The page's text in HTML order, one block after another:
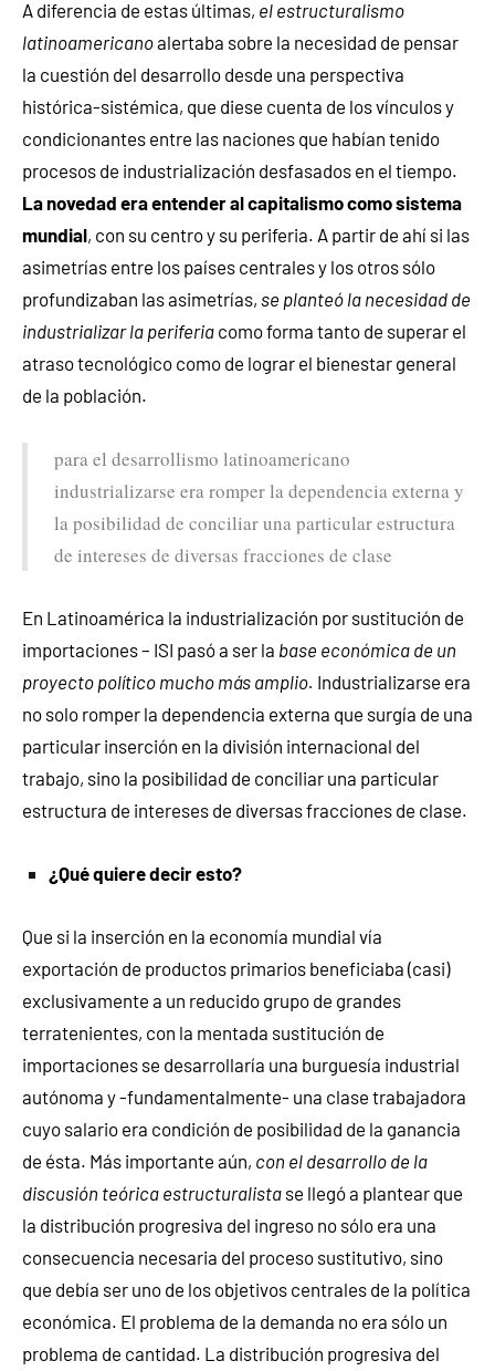
A diferencia de estas últimas, el estructuralismo
latinoamericanoalertaba sobre la necesidad de pensar
la cuestión del desarrollo desde una perspectiva
histórica-sistémica, que diese cuenta de los vínculos y
condicionantes entre las naciones que habían tenido
procesos de industrialización desfasados en el tiempo.
La novedad era entender al capitalismo como sistema
mundial, con su centro y su periferia. A partir de ahí si las
asimetrías entre los países centrales y los otros sólo
profundizaban las asimetrías, se planteó la necesidad de
industrializar la periferia como forma tanto de superar el
atraso tecnológico como de lograr el bienestar general
de la población.
para el desarrollismo latinoamericano
industrializarse era romper la dependencia externa y
la posibilidad de conciliar una particular estructura
de intereses de diversas fracciones de clase
En Latinoamérica la industrialización por sustitución de
importaciones – ISI pasó a ser la base económica de un
proyecto político mucho más amplio. Industrializarse era
no solo romper la dependencia externa que surgía de una
particular inserción en la división internacional del
trabajo, sino la posibilidad de conciliar una particular
estructura de intereses de diversas fracciones de clase.
¿Qué quiere decir esto?
Que si la inserción en la economía mundial vía
exportación de productos primarios beneficiaba (casi)
exclusivamente a un reducido grupo de grandes
terratenientes, con la mentada sustitución de
importaciones se desarrollaría una burguesía industrial
autónoma y -fundamentalmente- una clase trabajadora
cuyo salario era condición de posibilidad de la ganancia
de ésta. Más importante aún, con el desarrollo de la
discusión teórica estructuralista se llegó a plantear que
la distribución progresiva del ingreso no sólo era una
consecuencia necesaria del proceso sustitutivo, sino
que debía ser uno de los objetivos centrales de la política
económica. El problema de la demanda no era sólo un
problema de cantidad. La distribución progresiva del